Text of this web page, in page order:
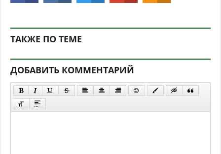
ТАКЖЕ ПО ТЕМЕ
ДОБАВИТЬ КОММЕНТАРИЙ